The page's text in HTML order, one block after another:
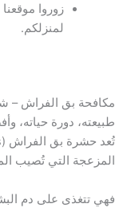
زوروا
لمنزلكم.
مكافحة بق الفراش –
طبيعته، دورة حياته،
المزعجة التي تُصيب
فهي تتغذى على دم